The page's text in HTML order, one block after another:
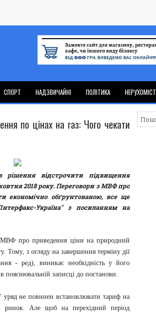
СПОРТ НАДЗВИЧАЙНІ ПОЛІТИКА
по цінах на газ: Чого чекати
рішення відстрочити підвищення
2018 року.Переговори з МВФ про
економічно обґрунтованою, все ще
Україна" з посиланням на
МВФ про приведення ціни на природний
Тому, з огляду на завершення терміну дії
- ред), виникає необхідність у його
пояснювальній записці до постанови.
уряд не повинен встановлювати тариф на
ринок. Але щоб на перехідний період